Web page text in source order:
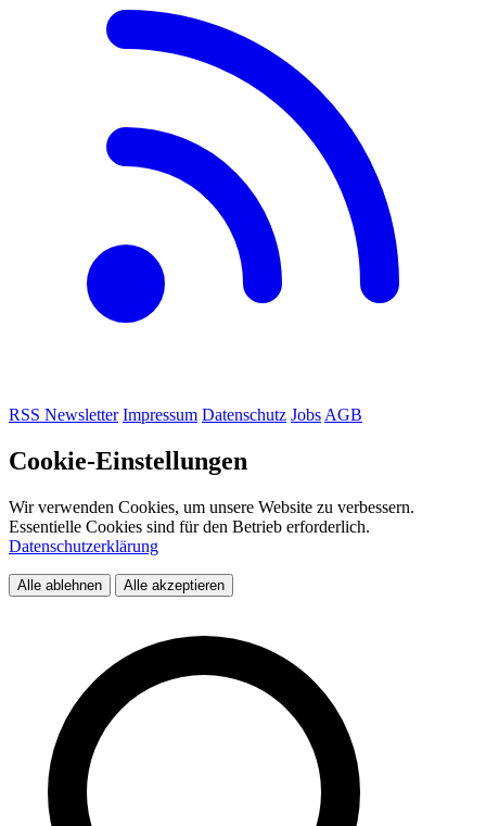
RSS Newsletter Impressum Datenschutz Jobs AGB
Cookie-Einstellungen
Wir verwenden Cookies, um unsere Website zu verbessern.
Essentielle Cookies sind für den Betrieb erforderlich.
Datenschutzerklärung
Alle ablehnen Alle akzeptieren